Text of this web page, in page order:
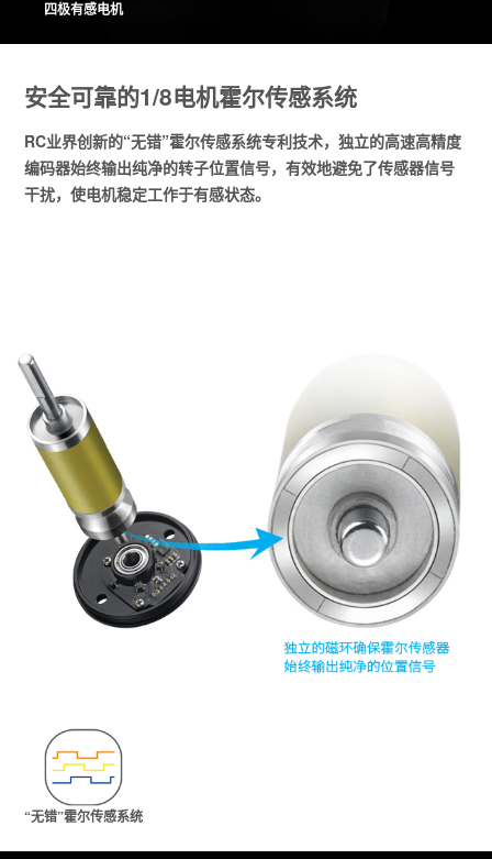
四极有感电机
安全可靠的1/8电机霍尔传感系统
RC业界创新的“无错”霍尔传感系统专利技术，独立的高速高精度
编码器始终输出纯净的转子位置信号，有效地避免了传感器信号
干扰，使电机稳定工作于有感状态。
“无错”霍尔传感系统